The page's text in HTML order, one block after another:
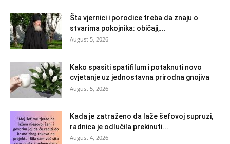
Šta vjernici i porodice treba da znaju o
stvarima pokojnika: običaji,...
August 5, 2026
Kako spasiti spatifilum i potaknuti novo
cvjetanje uz jednostavna prirodna gnojiva
August 5, 2026
Kada je zatraženo da laže šefovoj supruzi,
radnica je odlučila prekinuti...
August 4, 2026